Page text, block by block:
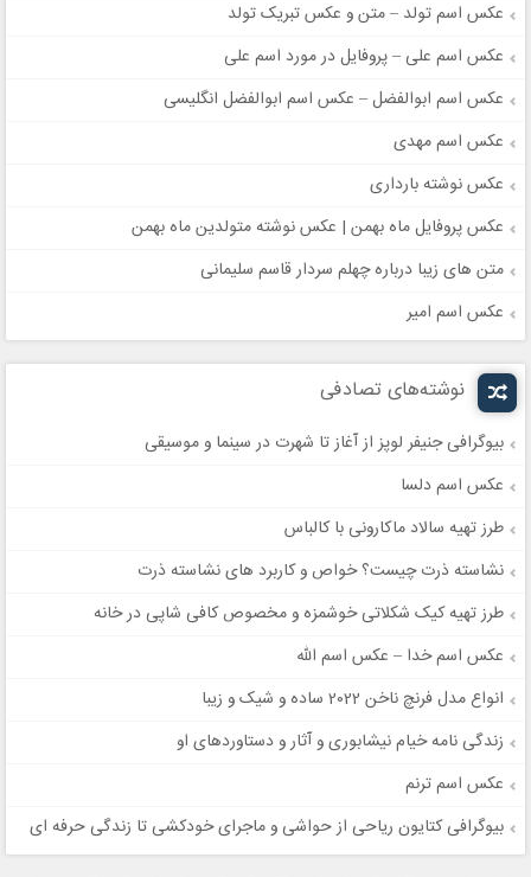
عکس اسم تولد – متن و عکس تبریک تولد
عکس اسم علی – پروفایل در مورد اسم علی
عکس اسم ابوالفضل – عکس اسم ابوالفضل انگلیسی
عکس اسم مهدی
عکس نوشته بارداری
عکس پروفایل ماه بهمن | عکس نوشته متولدین ماه بهمن
متن های زیبا درباره چهلم سردار قاسم سلیمانی
عکس اسم امیر
نوشته‌های تصادفی
بیوگرافی جنیفر لوپز از آغاز تا شهرت در سینما و موسیقی
عکس اسم دلسا
طرز تهیه سالاد ماکارونی با کالباس
نشاسته ذرت چیست؟ خواص و کاربرد های نشاسته ذرت
طرز تهیه کیک شکلاتی خوشمزه و مخصوص کافی شاپی در خانه
عکس اسم خدا – عکس اسم الله
انواع مدل فرنچ ناخن 2022 ساده و شیک و زیبا
زندگی نامه خیام نیشابوری و آثار و دستاوردهای او
عکس اسم ترنم
بیوگرافی کتایون ریاحی از حواشی و ماجرای خودکشی تا زندگی حرفه ای